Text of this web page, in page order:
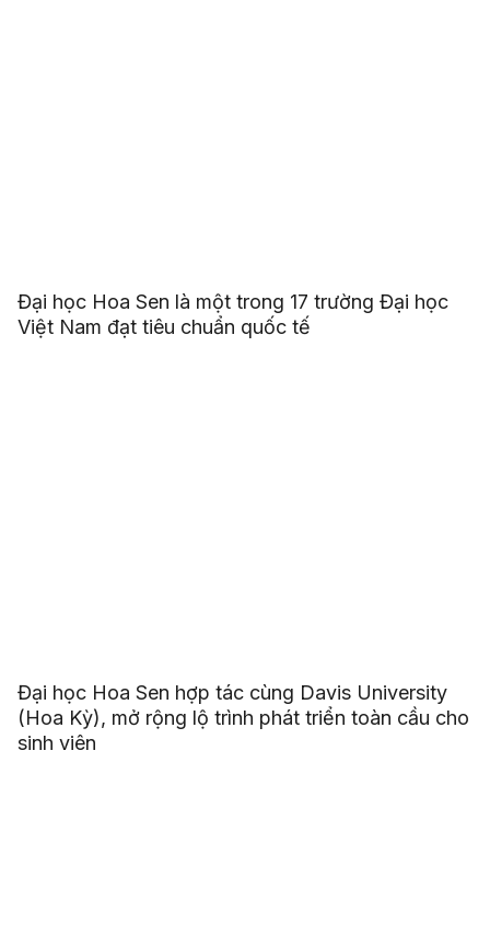
Đại học Hoa Sen là một trong 17 trường Đại học
Việt Nam đạt tiêu chuẩn quốc tế
Đại học Hoa Sen hợp tác cùng Davis University
(Hoa Kỳ), mở rộng lộ trình phát triển toàn cầu cho
sinh viên